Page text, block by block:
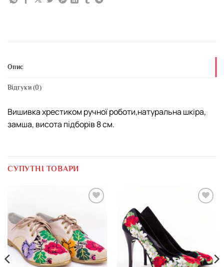
Опис
Відгуки (0)
Вишивка хрестиком ручної роботи,натуральна шкіра,
замша, висота підборів 8 см.
СУПУТНІ ТОВАРИ
вибране